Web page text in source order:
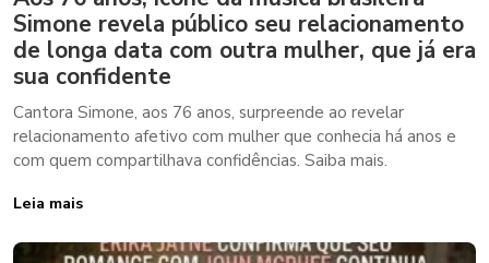
Simone revela público seu relacionamento
de longa data com outra mulher, que já era
sua confidente
Cantora Simone, aos 76 anos, surpreende ao revelar
relacionamento afetivo com mulher que conhecia há anos e
com quem compartilhava confidências. Saiba mais.
Leia mais